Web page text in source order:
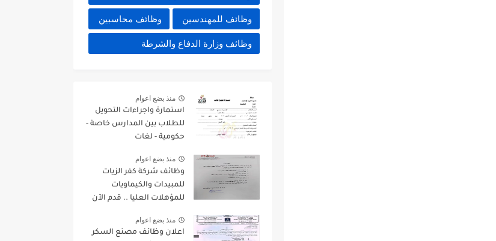
وظائف للمهندسين وظائف محاسبين
وظائف وزارة الدفاع والشرطة
منذ بضع اعوام
استمارة واجراءات التحويل
للطلاب بين المدارس خاصة -
حكومية - لغات
منذ بضع اعوام
وظائف شركة كفر الزيات
للمبيدات والكيماويات
للمؤهلات العليا .. قدم الآن
منذ بضع اعوام
اعلان وظائف مصنع السكر